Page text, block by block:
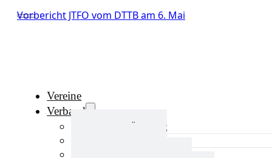
Vereine
Verband
Verband Übersicht
Vorbericht JTFO vom DTTB am 6. Mai